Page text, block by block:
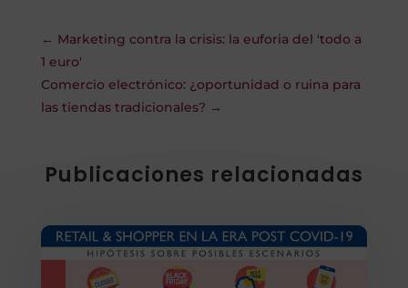
← Marketing contra la crisis: la euforia del 'todo a
1 euro'
Comercio electrónico: ¿oportunidad o ruina para
las tiendas tradicionales? →
Publicaciones relacionadas